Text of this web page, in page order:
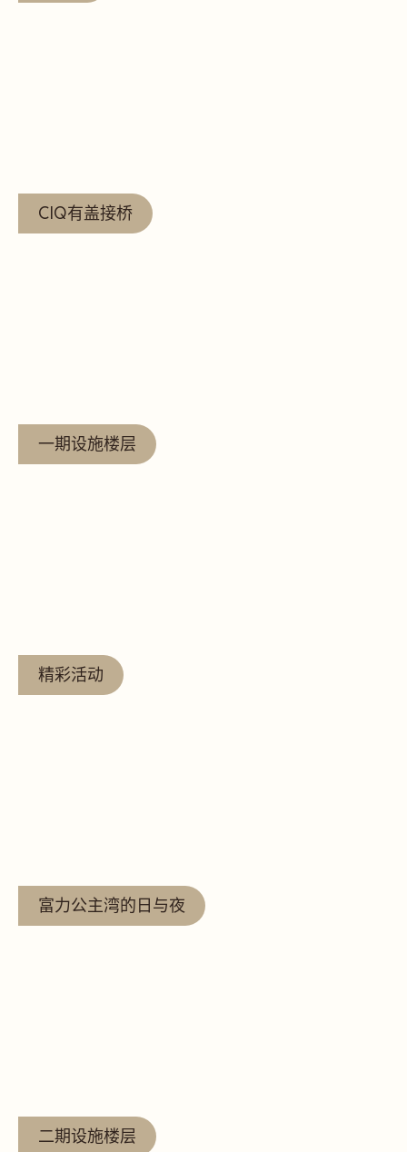
CIQ有盖接桥
一期设施楼层
精彩活动
富力公主湾的日与夜
二期设施楼层